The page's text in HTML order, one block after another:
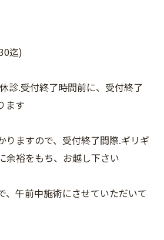
迄)
診.受付終了時間前に、受付終了
ます
りますので、受付終了間際.ギリギ
余裕をもち、お越し下さい
、午前中施術にさせていただいて